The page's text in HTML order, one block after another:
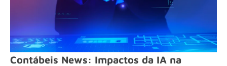
Contábeis News: Impactos da IA na